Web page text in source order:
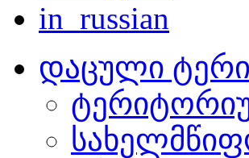
in_russian
დაცული